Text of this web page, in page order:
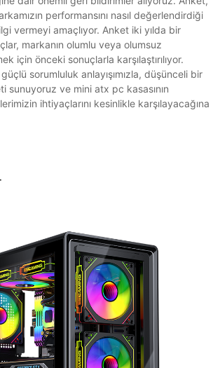
performansını nasıl değerlendirdiği
vermeyi amaçlıyor. Anket iki yılda bir
markanın olumlu veya olumsuz
için önceki sonuçlarla karşılaştırılıyor.
sorumluluk anlayışımızla, düşünceli bir
sunuyoruz ve mini atx pc kasasının
ihtiyaçlarını kesinlikle karşılayacağına